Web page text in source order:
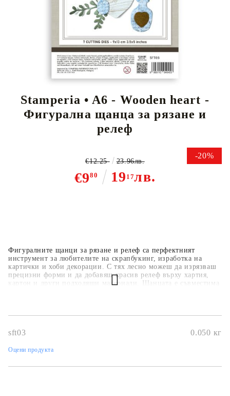
Stamperia • A6 - Wooden heart -
Фигурална щанца за рязане и
релеф
-20%
€980 19 17лв.
€12.25 23.96лв.
Фигуралните щанци за рязане и релеф са перфектният
инструмент за любителите на скрапбукинг, изработка на
картички и хоби декорации. С тях лесно можеш да изрязваш
прецизни форми и да добавяш красив релеф върху хартия,
картон и други подходящи материали. Щанцата е съвместима
професионален и уникален вид на всеки твой проект.
sft03 0.050 кг
Оцени продукта